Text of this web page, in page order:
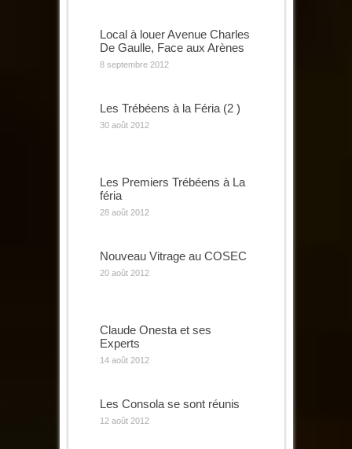
Local à louer Avenue Charles
De Gaulle, Face aux Arènes
8 septembre 2012
Les Trébéens à la Féria (2 )
30 août 2012
Les Premiers Trébéens à La
féria
28 août 2012
Nouveau Vitrage au COSEC
20 août 2012
Claude Onesta et ses
Experts
14 août 2012
Les Consola se sont réunis
12 août 2012